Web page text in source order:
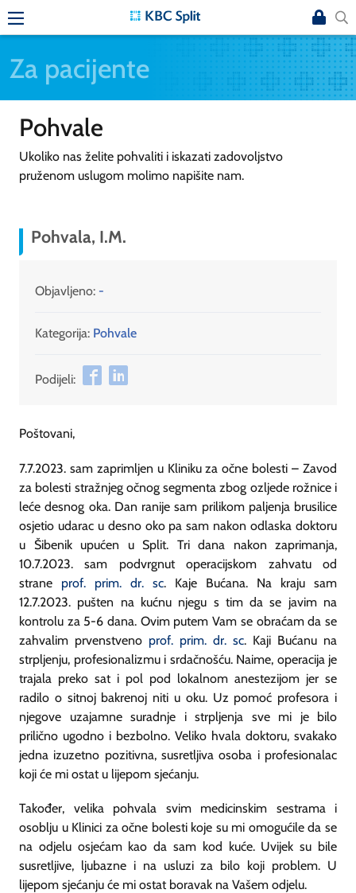
Za pacijente
Pohvale
Ukoliko nas želite pohvaliti i iskazati zadovoljstvo
pruženom uslugom molimo napišite nam.
Pohvala, I.M.
Objavljeno: -
Kategorija: Pohvale
Podijeli:
Poštovani,
7.7.2023. sam zaprimljen u Kliniku za očne bolesti – Zavod
za bolesti stražnjeg očnog segmenta zbog ozljede rožnice i
leće desnog oka. Dan ranije sam prilikom paljenja brusilice
osjetio udarac u desno oko pa sam nakon odlaska doktoru
u Šibenik upućen u Split. Tri dana nakon zaprimanja,
10.7.2023. sam podvrgnut operacijskom zahvatu od
strane prof. prim. dr. sc. Kaje Bućana. Na kraju sam
12.7.2023. pušten na kućnu njegu s tim da se javim na
kontrolu za 5-6 dana. Ovim putem Vam se obraćam da se
zahvalim prvenstveno prof. prim. dr. sc. Kaji Bućanu na
strpljenju, profesionalizmu i srdačnošću. Naime, operacija je
trajala preko sat i pol pod lokalnom anestezijom jer se
radilo o sitnoj bakrenoj niti u oku. Uz pomoć profesora i
njegove uzajamne suradnje i strpljenja sve mi je bilo
prilično ugodno i bezbolno. Veliko hvala doktoru, svakako
jedna izuzetno pozitivna, susretljiva osoba i profesionalac
koji će mi ostat u lijepom sjećanju.
Također, velika pohvala svim medicinskim sestrama i
osoblju u Klinici za očne bolesti koje su mi omogućile da se
na odjelu osjećam kao da sam kod kuće. Uvijek su bile
susretljive, ljubazne i na usluzi za bilo koji problem. U
lijepom sjećanju će mi ostat boravak na Vašem odjelu.